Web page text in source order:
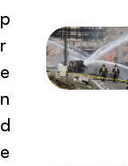
p
r
e
n
d
e